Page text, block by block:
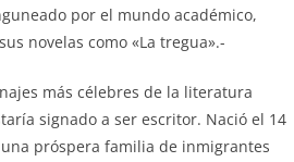
por el mundo académico,
novelas como «La tregua».-
más célebres de la literatura
signado a ser escritor. Nació el 14
próspera familia de inmigrantes